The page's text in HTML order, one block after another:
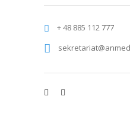
+ 48 885 112 777